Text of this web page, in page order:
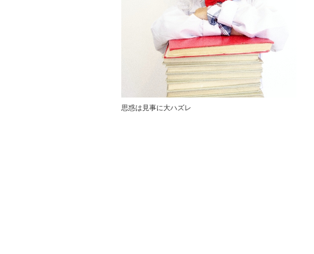
思惑は見事に大ハズレ